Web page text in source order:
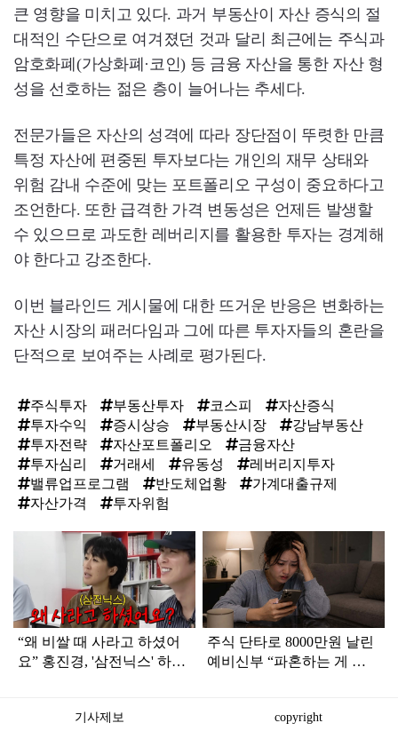
큰 영향을 미치고 있다. 과거 부동산이 자산 증식의 절
대적인 수단으로 여겨졌던 것과 달리 최근에는 주식과
암호화폐(가상화폐·코인) 등 금융 자산을 통한 자산 형
성을 선호하는 젊은 층이 늘어나는 추세다.
전문가들은 자산의 성격에 따라 장단점이 뚜렷한 만큼
특정 자산에 편중된 투자보다는 개인의 재무 상태와
위험 감내 수준에 맞는 포트폴리오 구성이 중요하다고
조언한다. 또한 급격한 가격 변동성은 언제든 발생할
수 있으므로 과도한 레버리지를 활용한 투자는 경계해
야 한다고 강조한다.
이번 블라인드 게시물에 대한 뜨거운 반응은 변화하는
자산 시장의 패러다임과 그에 따른 투자자들의 혼란을
단적으로 보여주는 사례로 평가된다.
주식투자 부동산투자 코스피
자산증식
투자수익
증시상승 부동산시장
강남부동산
투자전략
자산포트폴리오
금융자산
투자심리
거래세 유동성
레버리지투자
밸류업프로그램
반도체업황
가계대출규제
자산가격
투자위험
인
“왜 비쌀 때 사라고 하셨어
요” 홍진경, '삼전닉스' 하락
주식 단타로 8000만원 날린
예비신부 “파혼하는 게 맞
기사제보 copyright